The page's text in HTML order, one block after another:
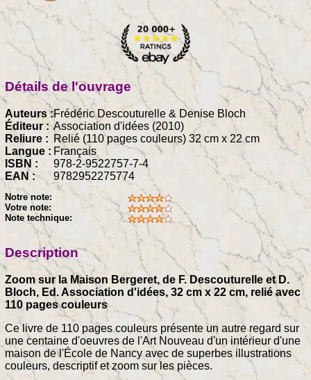
Détails de l'ouvrage
Auteurs :Frédéric Descouturelle & Denise Bloch
Éditeur : Association d'idées (2010)
Reliure : Relié (110 pages couleurs) 32 cm x 22 cm
Langue : Français
ISBN :
978-2-9522757-7-4
EAN :
9782952275774
Notre note:
Votre note:
Note technique:
Description
Zoom sur la Maison Bergeret, de F. Descouturelle et D.
Bloch, Ed. Association d'idées, 32 cm x 22 cm, relié avec
110 pages couleurs
Ce livre de 110 pages couleurs présente un autre regard sur
une centaine d'oeuvres de l'Art Nouveau d'un intérieur d'une
maison de l'École de Nancy avec de superbes illustrations
couleurs, descriptif et zoom sur les pièces.